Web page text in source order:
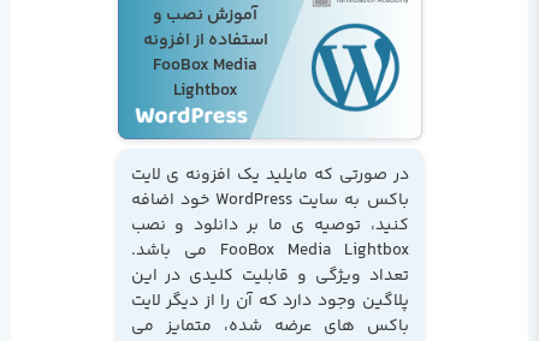
آموزش نصب و
استفاده از افزونه
FooBox Media
Lightbox
در صورتی که مایلید یک افزونه ی لایت
باکس به سایت WordPress خود اضافه
کنید، توصیه ی ما بر دانلود و نصب
FooBox Media Lightbox می باشد.
تعداد ویژگی و قابلیت کلیدی در این
پلاگین وجود دارد که آن را از دیگر لایت
باکس های عرضه شده، متمایز می